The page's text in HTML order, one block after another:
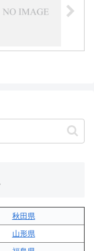
秋田県
山形県